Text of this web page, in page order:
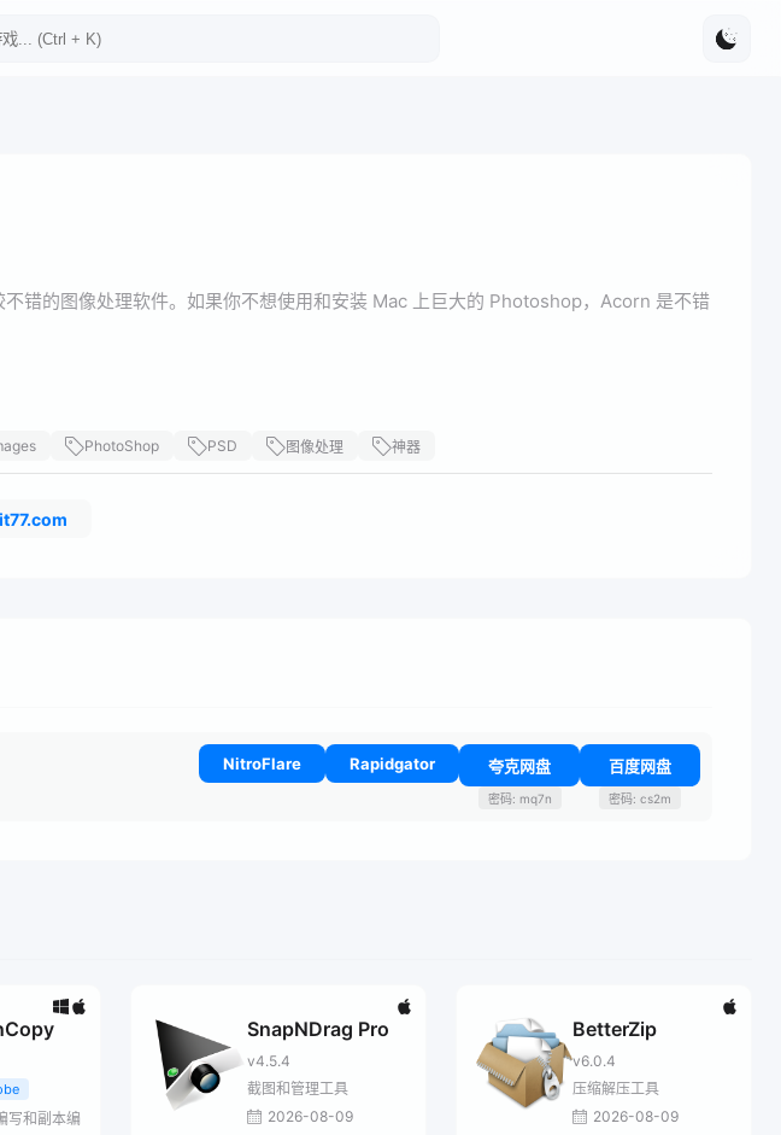
错的图像处理软件。如果你不想使用和安装 Mac 上巨大的 Photoshop，Acorn 是不错
PhotoShop PSD 图像处理 神器
NitroFlare Rapidgator 夸克网盘
密码: mq7n
百度网盘
密码: cs2m
写和副本编
SnapNDrag Pro
v4.5.4
截图和管理工具
2026-08-09
BetterZip
v6.0.4
压缩解压工具
2026-08-09